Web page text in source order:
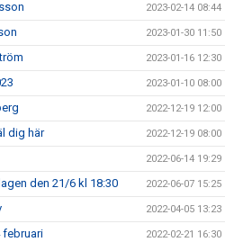
2023-02-14 08:44
2023-01-30 11:50
2023-01-16 12:30
2023-01-10 08:00
2022-12-19 12:00
dig här 2022-12-19 08:00
2022-06-14 19:29
den 21/6 kl 18:30 2022-06-07 15:25
2022-04-05 13:23
februari 2022-02-21 16:30